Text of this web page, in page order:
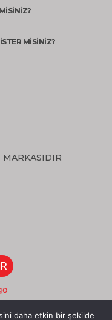
MİSİNİZ?
MARKASIDIR
daha etkin bir şekilde